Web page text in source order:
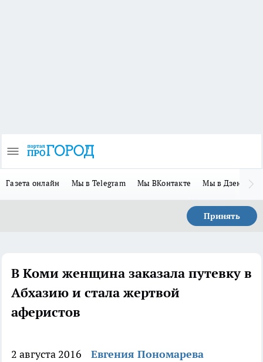
Газета онлайн Мы в Telegram Мы ВКонтакте Мы в Дзене
Принять
В Коми женщина заказала путевку в
Абхазию и стала жертвой
аферистов
2 августа 2016 Евгения Пономарева